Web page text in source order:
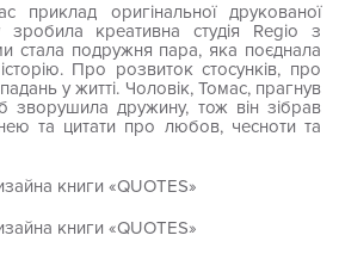
оригінальної друкованої
зробила креативна студія Regio з
стала подружня пара, яка поєднала
Про розвиток стосунків, про
у житті. Чоловік, Томас, прагнув
зворушила дружину, тож він зібрав
та цитати про любов, чесноти та